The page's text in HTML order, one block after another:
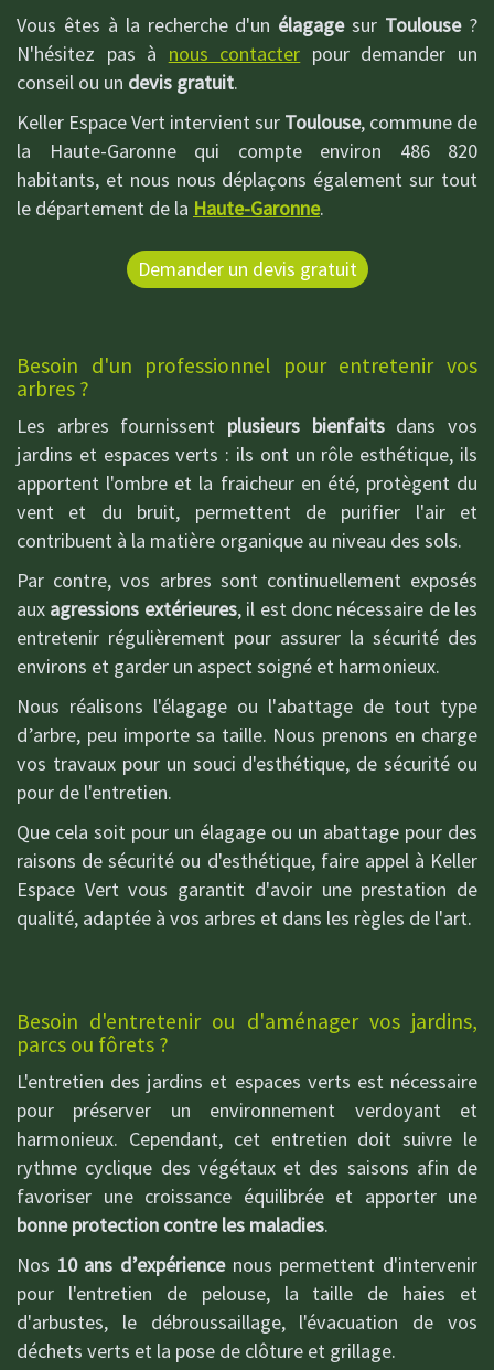
Vous êtes à la recherche d'un élagagesur Toulouse?
N'hésitez pas à nous contacter pour demander un
conseil ou un devis gratuit.
Keller Espace Vert intervient sur Toulouse, commune de
la Haute-Garonne qui compte environ 486 820
habitants, et nous nous déplaçons également sur tout
le département de la Haute-Garonne.
Demander un devis gratuit
Besoin d'un professionnel pour entretenir vos
arbres ?
Les arbres fournissent plusieurs bienfaitsdans vos
jardins et espaces verts : ils ont un rôle esthétique, ils
apportent l'ombre et la fraicheur en été, protègent du
vent et du bruit, permettent de purifier l'air et
contribuent à la matière organique au niveau des sols.
Par contre, vos arbres sont continuellement exposés
aux agressions extérieures, il est donc nécessaire de les
entretenir régulièrement pour assurer la sécurité des
environs et garder un aspect soigné et harmonieux.
Nous réalisons l'élagage ou l'abattage de tout type
d’arbre, peu importe sa taille. Nous prenons en charge
vos travaux pour un souci d'esthétique, de sécurité ou
pour de l'entretien.
Que cela soit pour un élagage ou un abattage pour des
raisons de sécurité ou d'esthétique, faire appel à Keller
Espace Vert vous garantit d'avoir une prestation de
qualité, adaptée à vos arbres et dans les règles de l'art.
Besoin d'entretenir ou d'aménager vos jardins,
parcs ou fôrets ?
L'entretien des jardins et espaces verts est nécessaire
pour préserver un environnement verdoyant et
harmonieux. Cependant, cet entretien doit suivre le
rythme cyclique des végétaux et des saisons afin de
favoriser une croissance équilibrée et apporter une
bonne protection contre les maladies.
Nos 10 ans d’expériencenous permettent d'intervenir
pour l'entretien de pelouse, la taille de haies et
d'arbustes, le débroussaillage, l'évacuation de vos
déchets verts et la pose de clôture et grillage.